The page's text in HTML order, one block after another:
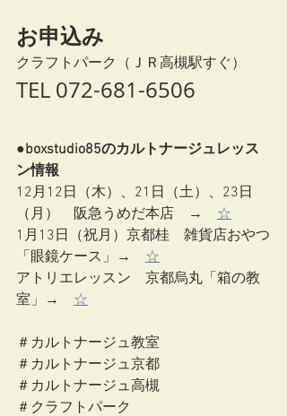
お申込み
クラフトパーク（ＪＲ高槻駅すぐ）
TEL 072-681-6506
●boxstudio85のカルトナージュレッス
ン情報
12月12日（木）、21日（土）、23日
（月）　阪急うめだ本店　→ ☆
1月13日（祝月）京都桂　雑貨店おやつ
「眼鏡ケース」→ ☆
アトリエレッスン　京都烏丸「箱の教
室」→ ☆
＃カルトナージュ教室
＃カルトナージュ京都
＃カルトナージュ高槻
＃クラフトパーク